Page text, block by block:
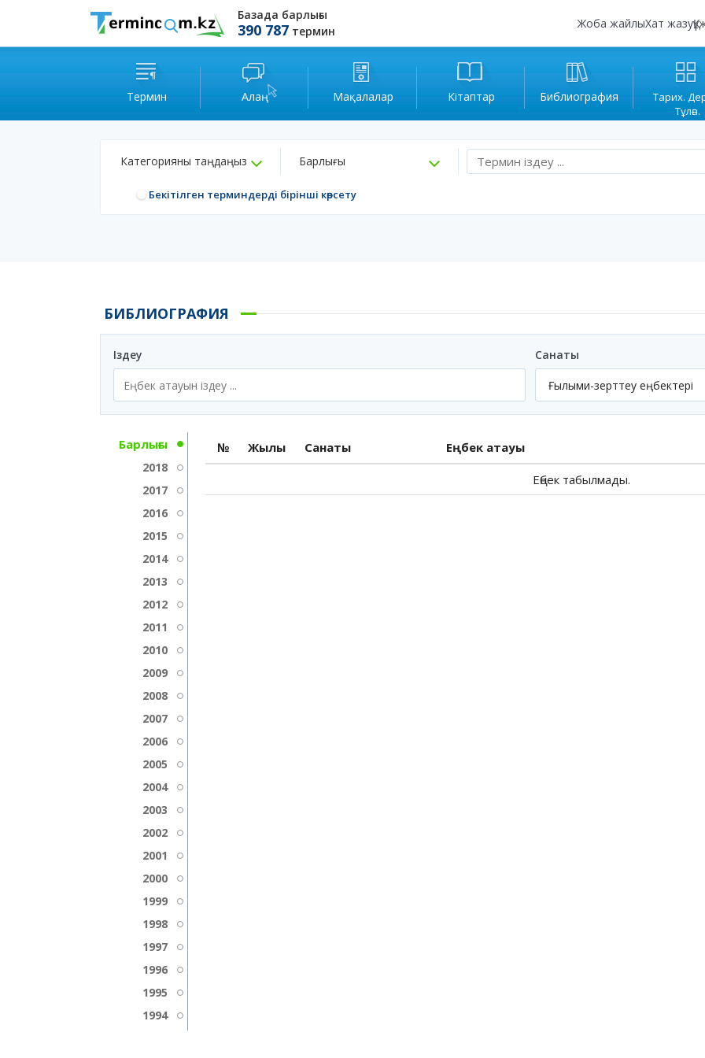
Базада барлығы
390 787 термин
Жоба жайлыХат жазу
Термин Алаң Мақалалар Кітаптар Библиография
Тарих.
Тұлға.
Категорияны таңдаңыз Барлығы
Бекітілген терминдерді бірінші көрсету
БИБЛИОГРАФИЯ
Іздеу
Санаты
Барлығы
2018
2017
2016
2015
2014
2013
2012
2011
2010
2009
2008
2007
2006
2005
2004
2003
2002
2001
2000
1999
1998
1997
1996
1995
1994
№ Жылы Санаты Еңбек атауы
Еңбек табылмады.